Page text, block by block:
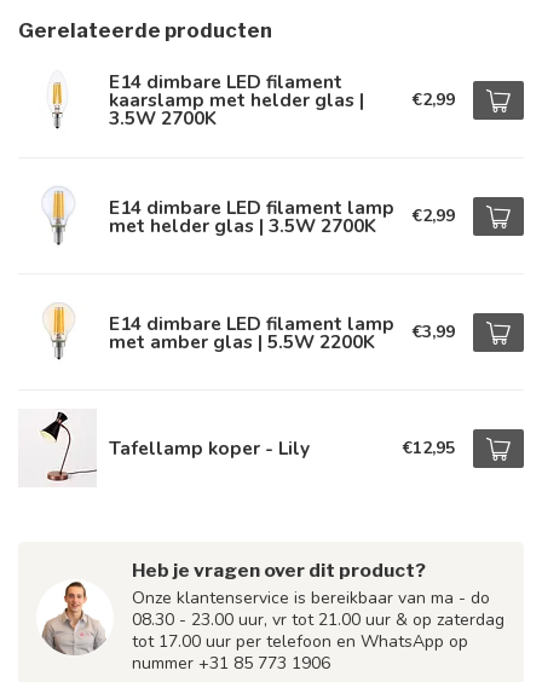
Gerelateerde producten
E14 dimbare LED filament
kaarslamp met helder glas |
3.5W 2700K
€2,99
E14 dimbare LED filament lamp
met helder glas | 3.5W 2700K €2,99
E14 dimbare LED filament lamp
met amber glas | 5.5W 2200K €3,99
Tafellamp koper - Lily €12,95
Heb je vragen over dit product?
Onze klantenservice is bereikbaar van ma - do
08.30 - 23.00 uur, vr tot 21.00 uur & op zaterdag
tot 17.00 uur per telefoon en WhatsApp op
nummer +31 85 773 1906